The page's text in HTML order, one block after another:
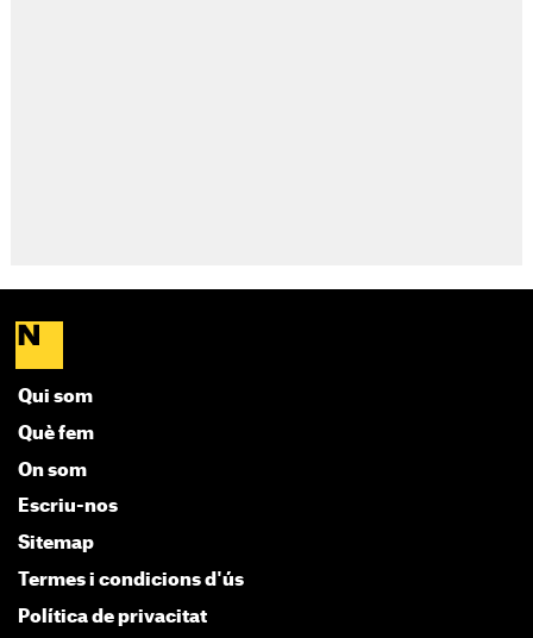
Qui som
Què fem
On som
Escriu-nos
Sitemap
Termes i condicions d'ús
Política de privacitat